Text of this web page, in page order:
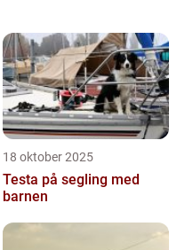
18 oktober 2025
Testa på segling med
barnen